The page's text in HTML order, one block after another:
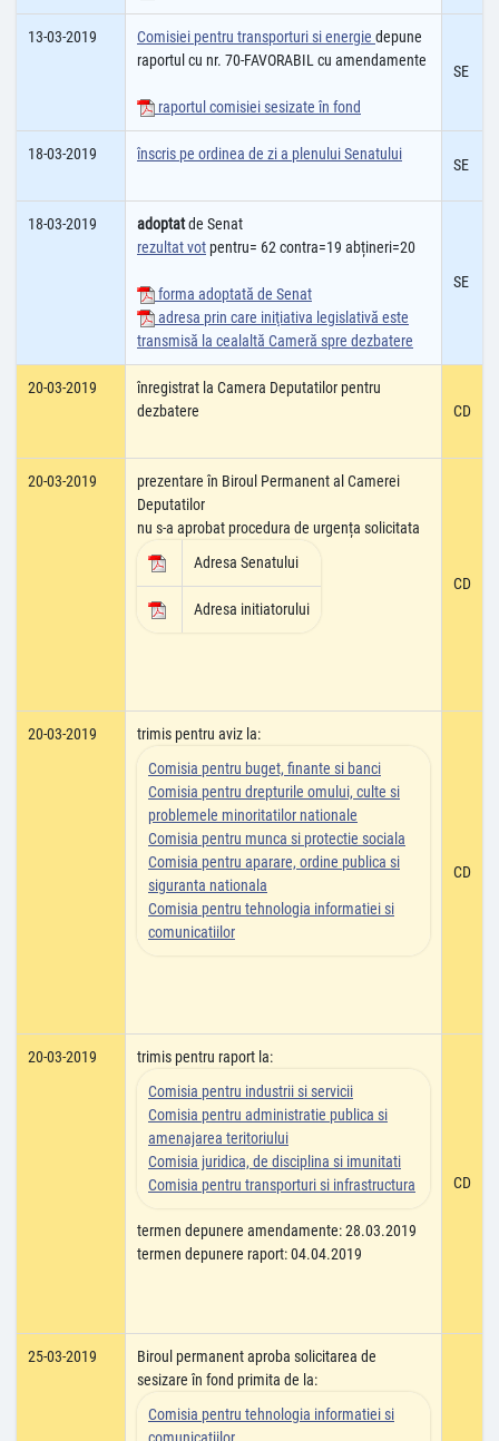
13-03-2019 Comisiei pentru transporturi si energie depune
raportul cu nr. 70-FAVORABIL cu amendamente
raportul comisiei sesizate în fond
SE
18-03-2019 înscris pe ordinea de zi a plenului Senatului
SE
18-03-2019 adoptatde Senat
rezultat vot pentru= 62 contra=19 abțineri=20
forma adoptată de Senat
adresa prin care iniţiativa legislativă este
transmisă la cealaltă Cameră spre dezbatere
SE
20-03-2019
înregistrat la Camera Deputatilor pentru
dezbatere
CD
20-03-2019
prezentare în Biroul Permanent al Camerei
Deputatilor
nu s-a aprobat procedura de urgența solicitata
Adresa Senatului
Adresa initiatorului
CD
20-03-2019
trimis pentru aviz la:
Comisia pentru buget, finante si banci
Comisia pentru drepturile omului, culte si
problemele minoritatilor nationale
Comisia pentru munca si protectie sociala
Comisia pentru aparare, ordine publica si
siguranta nationala
Comisia pentru tehnologia informatiei si
comunicatiilor
CD
20-03-2019
trimis pentru raport la:
Comisia pentru industrii si servicii
Comisia pentru administratie publica si
amenajarea teritoriului
Comisia juridica, de disciplina si imunitati
Comisia pentru transporturi si infrastructura
termen depunere amendamente: 28.03.2019
termen depunere raport: 04.04.2019
CD
25-03-2019
Biroul permanent aproba solicitarea de
sesizare în fond primita de la:
Comisia pentru tehnologia informatiei si